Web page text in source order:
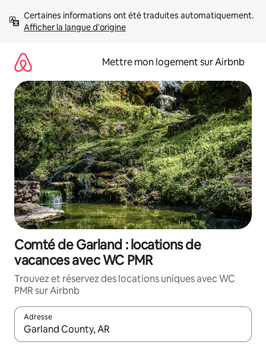
directement
Afficher la langue d'origine
Mettre mon logement sur Airbnb
Comté de Garland : locations de
vacances avec WC PMR
Trouvez et réservez des locations uniques avec WC
PMR sur Airbnb
Adresse
Lorsque les résultats s'affichent, utilisez les flèches vers le